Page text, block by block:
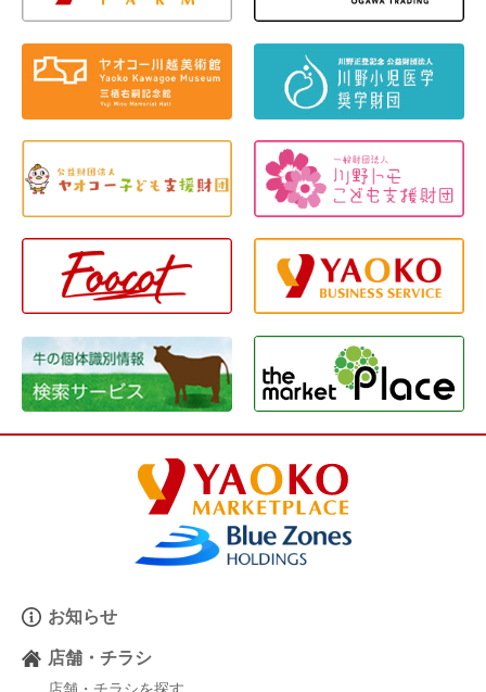
お知らせ
店舗・チラシ